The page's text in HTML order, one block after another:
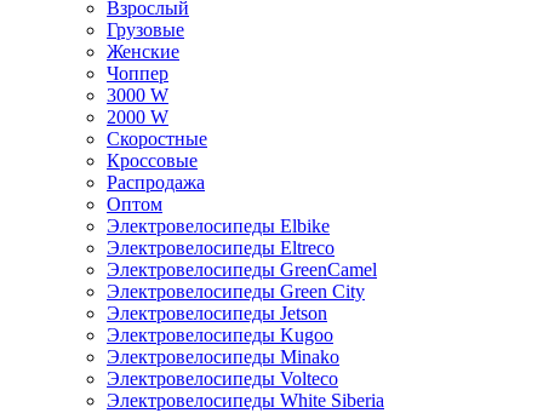
Взрослый
Грузовые
Женские
Чоппер
3000 W
2000 W
Скоростные
Кроссовые
Распродажа
Оптом
Электровелосипеды Elbike
Электровелосипеды Eltreco
Электровелосипеды GreenCamel
Электровелосипеды Green City
Электровелосипеды Jetson
Электровелосипеды Kugoo
Электровелосипеды Minako
Электровелосипеды Volteco
Электровелосипеды White Siberia